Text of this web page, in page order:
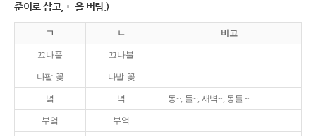
준어로 삼고, ㄴ을 버림.)
ㄱ ㄴ 비고
끄나풀 끄나불
나팔-꽃 나발-꽃
녘 녁 동~, 들~, 새벽~, 동틀 ~.
부엌 부억